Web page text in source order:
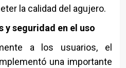
la calidad del agujero.
y seguridad en el uso
a los usuarios, el
una importante